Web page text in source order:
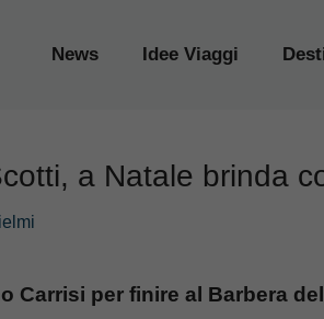
News Idee Viaggi
a Natale brinda
Carrisi per finire al Barbera